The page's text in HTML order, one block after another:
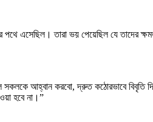
পথে এসেছিল। তারা ভয় পেয়েছিল যে তাদের
আহ্বান করবো, দ্রুত কঠোরভাবে বিবৃতি
হবে না।”